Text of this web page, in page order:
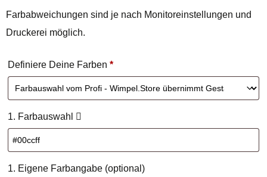
Farbabweichungen sind je nach Monitoreinstellungen und
Druckerei möglich.
Definiere Deine Farben *
1. Farbauswahl
1. Eigene Farbangabe (optional)